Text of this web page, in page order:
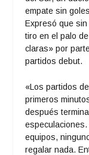
empate sin
Expresó que
tiro en el palo
claras» por
partidos debut.
«Los partidos
primeros
después
equipos,
regalar nada.